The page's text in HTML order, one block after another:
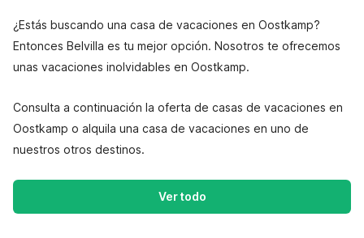
¿Estás buscando una casa de vacaciones en Oostkamp?
Entonces Belvilla es tu mejor opción. Nosotros te ofrecemos
unas vacaciones inolvidables en Oostkamp.
Consulta a continuación la oferta de casas de vacaciones en
Oostkamp o alquila una casa de vacaciones en uno de
nuestros otros destinos.
Ver todo